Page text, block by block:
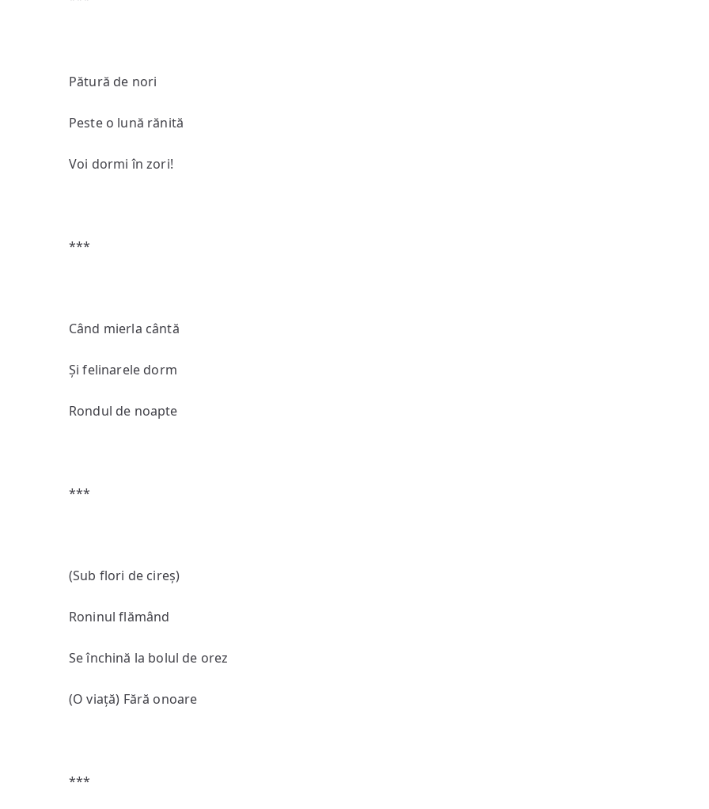
Pătură de nori
Peste o lună rănită
Voi dormi în zori!
***
Când mierla cântă
Și felinarele dorm
Rondul de noapte
***
(Sub flori de cireș)
Roninul flămând
Se închină la bolul de orez
(O viață) Fără onoare
***